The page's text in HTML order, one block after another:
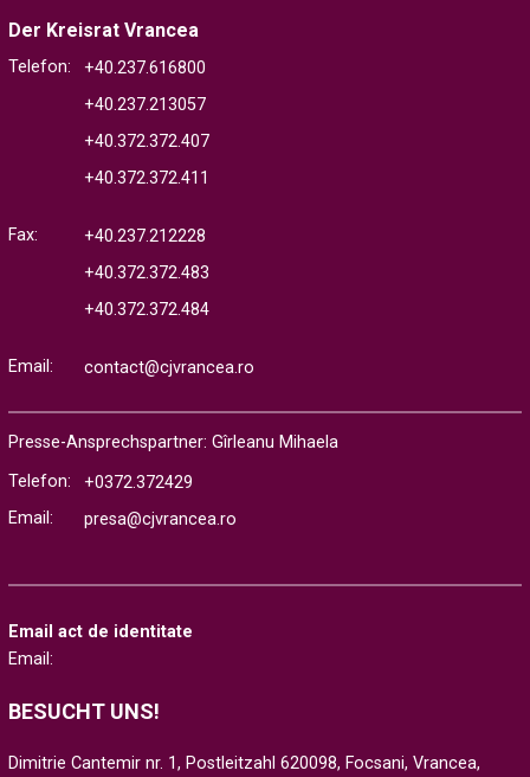
Der Kreisrat Vrancea
Telefon:
+40.237.616800
+40.237.213057
+40.372.372.407
+40.372.372.411
Fax:
+40.237.212228
+40.372.372.483
+40.372.372.484
Email: contact@cjvrancea.ro
Presse-Ansprechspartner: Gîrleanu Mihaela
Telefon:
+0372.372429
Email:
presa@cjvrancea.ro
Email act de identitate
Email:
BESUCHT UNS!
Dimitrie Cantemir nr. 1, Postleitzahl 620098, Focsani, Vrancea,